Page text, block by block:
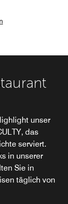
unser
das
serviert.
in unserer
Sie in
täglich von
optimal mit
Genießen
Universität
Angebote
Frühstück.